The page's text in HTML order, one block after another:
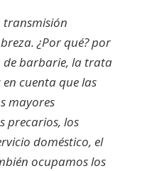
transmisión
¿Por qué? por
de barbarie, la trata
cuenta que las
mayores
precarios, los
doméstico, el
ocupamos los